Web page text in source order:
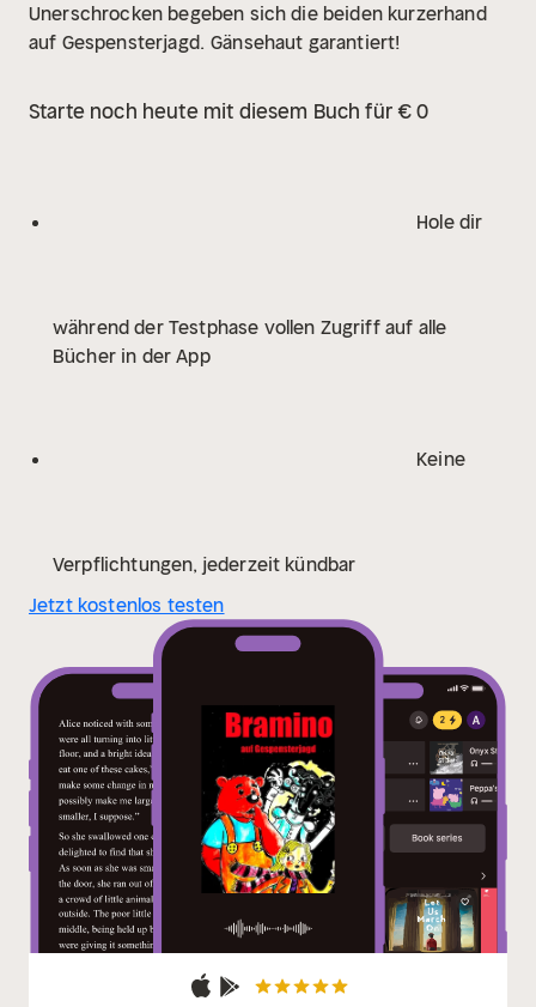
Unerschrocken begeben sich die beiden kurzerhand
auf Gespensterjagd. Gänsehaut garantiert!
Starte noch heute mit diesem Buch für € 0
Hole dir
während der Testphase vollen Zugriff auf alle
Bücher in der App
Keine
Verpflichtungen, jederzeit kündbar
Jetzt kostenlos testen